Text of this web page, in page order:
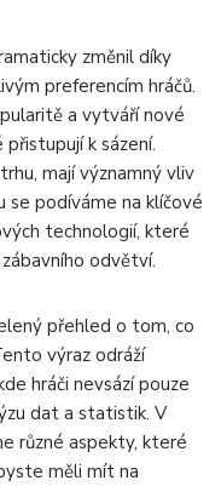
změnil díky
preferencím hráčů.
a vytváří nové
k sázení.
mají významný vliv
se podíváme na klíčové
technologií, které
odvětví.
přehled o tom, co
výraz odráží
hráči nevsází pouze
dat a statistik. V
různé aspekty, které
měli mít na